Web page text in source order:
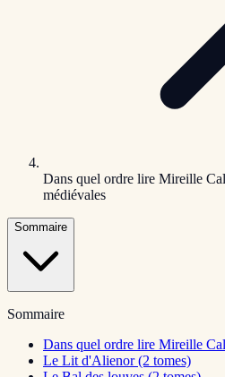
Dans quel ordre lire Mireille
médiévales
Sommaire
Sommaire
Dans quel ordre lire Mireille
Le Lit d'Alienor (2 tomes)